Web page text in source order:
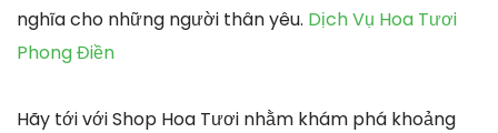
nghĩa cho những người thân yêu. Dịch Vụ Hoa Tươi
Phong Điền
Hãy tới với Shop Hoa Tươi nhằm khám phá khoảng